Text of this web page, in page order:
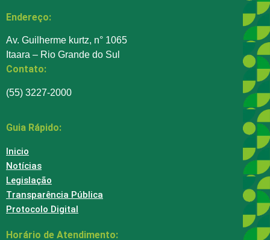
Endereço:
Av. Guilherme kurtz, n° 1065
Itaara – Rio Grande do Sul
Contato:
(55) 3227-2000
Guia Rápido:
Inicio
Notícias
Legislação
Transparência Pública
Protocolo Digital
Horário de Atendimento: